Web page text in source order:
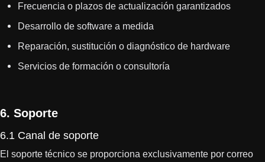
Frecuencia o plazos de actualización garantizados
Desarrollo de software a medida
Reparación, sustitución o diagnóstico de hardware
Servicios de formación o consultoría
6. Soporte
6.1 Canal de soporte
El soporte técnico se proporciona exclusivamente por correo